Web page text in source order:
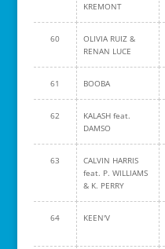
KREMONT
60
OLIVIA RUIZ &
RENAN LUCE
61 BOOBA
62
KALASH feat.
DAMSO
63
CALVIN HARRIS
feat. P. WILLIAMS
& K. PERRY
64 KEEN'V